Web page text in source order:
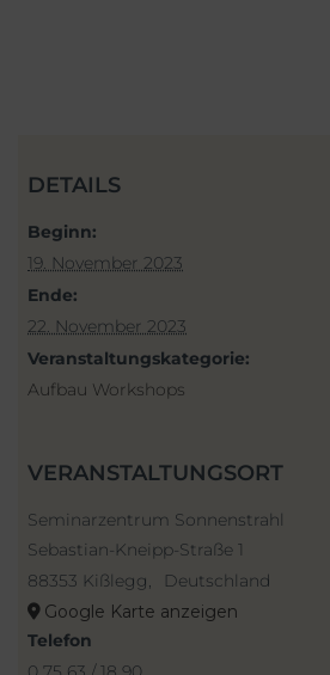
DETAILS
Beginn:
19. November 2023
Ende:
22. November 2023
Veranstaltungskategorie:
Aufbau Workshops
VERANSTALTUNGSORT
Seminarzentrum Sonnenstrahl
Sebastian-Kneipp-Straße 1
88353 Kißlegg,
Deutschland
Google Karte anzeigen
Telefon